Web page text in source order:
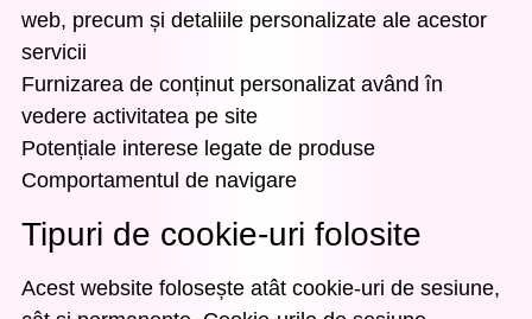
web, precum și detaliile personalizate ale acestor
servicii
Furnizarea de conținut personalizat având în
vedere activitatea pe site
Potențiale interese legate de produse
Comportamentul de navigare
Tipuri de cookie-uri folosite
Acest website folosește atât cookie-uri de sesiune,